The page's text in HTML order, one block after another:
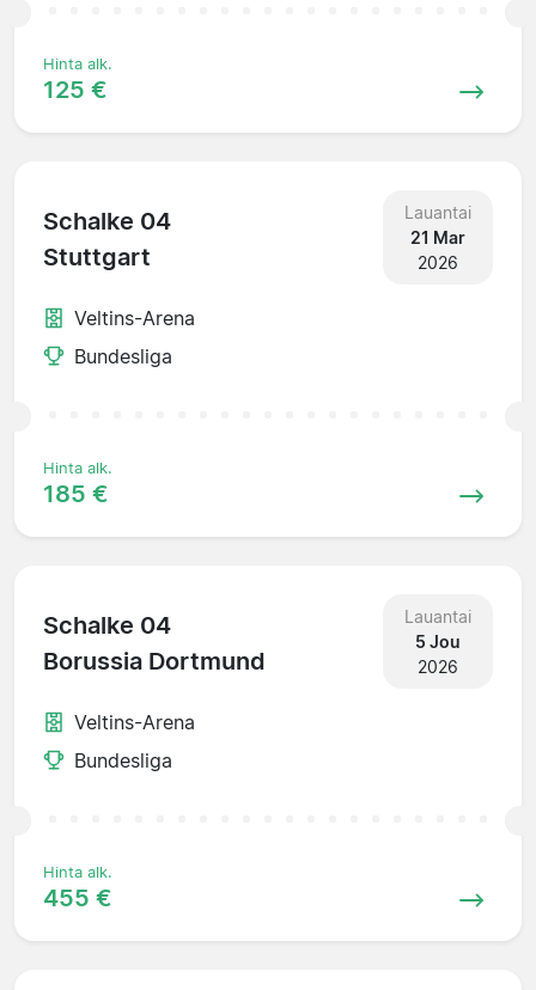
Hinta alk.
125 €
Schalke 04
Stuttgart
Lauantai
21 Mar
2026
Veltins-Arena
Bundesliga
Hinta alk.
185 €
Schalke 04
Borussia Dortmund
Lauantai
5 Jou
2026
Veltins-Arena
Bundesliga
Hinta alk.
455 €